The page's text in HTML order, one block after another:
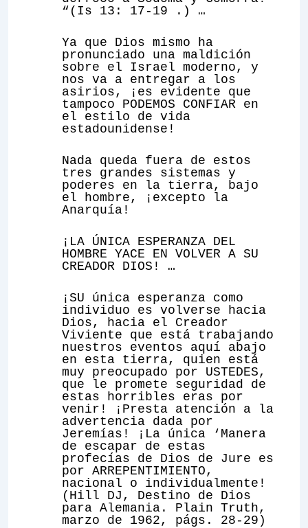
“(Is 13: 17-19 .) …
Ya que Dios mismo ha
pronunciado una maldición
sobre el Israel moderno, y
nos va a entregar a los
asirios, ¡es evidente que
tampoco PODEMOS CONFIAR en
el estilo de vida
estadounidense!
Nada queda fuera de estos
tres grandes sistemas y
poderes en la tierra, bajo
el hombre, ¡excepto la
Anarquía!
¡LA ÚNICA ESPERANZA DEL
HOMBRE YACE EN VOLVER A SU
CREADOR DIOS! …
¡SU única esperanza como
individuo es volverse hacia
Dios, hacia el Creador
Viviente que está trabajando
nuestros eventos aquí abajo
en esta tierra, quien está
muy preocupado por USTEDES,
que le promete seguridad de
estas horribles eras por
venir! ¡Presta atención a la
advertencia dada por
Jeremías! ¡La única ‘Manera
de escapar de estas
profecías de Dios de Jure es
por ARREPENTIMIENTO,
nacional o individualmente!
(Hill DJ, Destino de Dios
para Alemania. Plain Truth,
marzo de 1962, págs. 28-29)